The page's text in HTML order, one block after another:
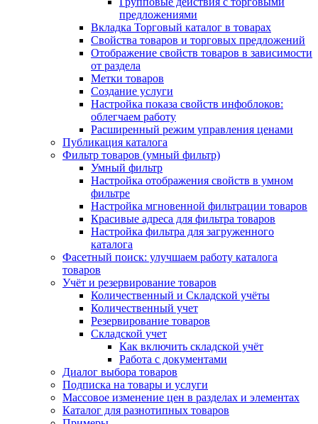
предложениями
Вкладка Торговый каталог в товарах
Свойства товаров и торговых предложений
Отображение свойств товаров в зависимости
от раздела
Метки товаров
Создание услуги
Настройка показа свойств инфоблоков:
облегчаем работу
Расширенный режим управления ценами
Публикация каталога
Фильтр товаров (умный фильтр)
Умный фильтр
Настройка отображения свойств в умном
фильтре
Настройка мгновенной фильтрации товаров
Красивые адреса для фильтра товаров
Настройка фильтра для загруженного
каталога
Фасетный поиск: улучшаем работу каталога
товаров
Учёт и резервирование товаров
Количественный и Складской учёты
Количественный учет
Резервирование товаров
Складской учет
Как включить складской учёт
Работа с документами
Диалог выбора товаров
Подписка на товары и услуги
Массовое изменение цен в разделах и элементах
Каталог для разнотипных товаров